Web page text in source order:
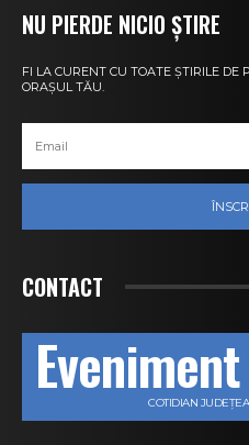
NU PIERDE NICIO ȘTIRE
FI LA CURENT CU TOATE ȘTIRILE DE
ORAȘUL TĂU.
CONTACT
COTIDIAN